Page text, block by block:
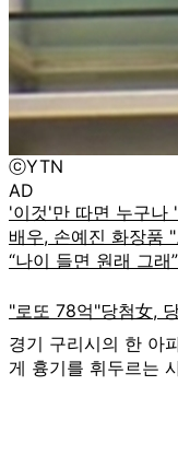
ⓒYTN
AD
경기 구리시의 한 아
게 흉기를 휘두르는